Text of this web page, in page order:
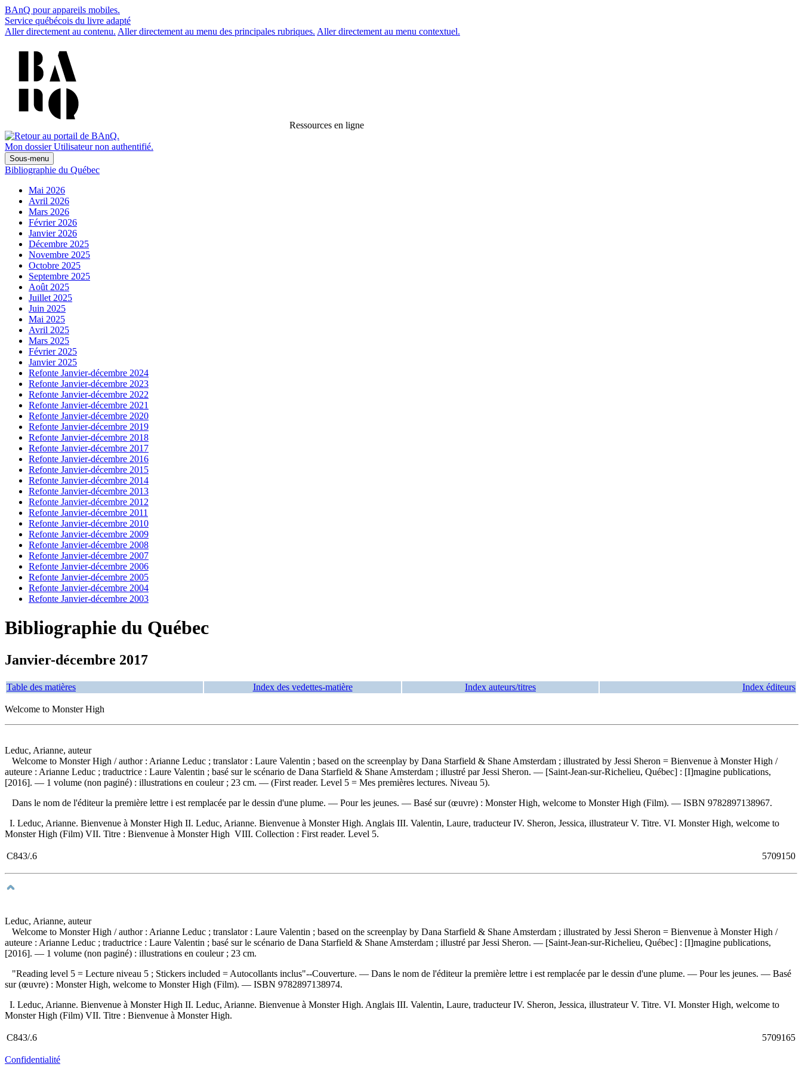
BAnQ pour appareils mobiles.
Service québécois du livre adapté
Aller directement au contenu. Aller directement au menu des principales rubriques. Aller directement au menu contextuel.
Ressources en ligne
Mon dossier Utilisateur non authentifié.
Sous-menu
Bibliographie du Québec
Mai 2026
Avril 2026
Mars 2026
Février 2026
Janvier 2026
Décembre 2025
Novembre 2025
Octobre 2025
Septembre 2025
Août 2025
Juillet 2025
Juin 2025
Mai 2025
Avril 2025
Mars 2025
Février 2025
Janvier 2025
Refonte Janvier-décembre 2024
Refonte Janvier-décembre 2023
Refonte Janvier-décembre 2022
Refonte Janvier-décembre 2021
Refonte Janvier-décembre 2020
Refonte Janvier-décembre 2019
Refonte Janvier-décembre 2018
Refonte Janvier-décembre 2017
Refonte Janvier-décembre 2016
Refonte Janvier-décembre 2015
Refonte Janvier-décembre 2014
Refonte Janvier-décembre 2013
Refonte Janvier-décembre 2012
Refonte Janvier-décembre 2011
Refonte Janvier-décembre 2010
Refonte Janvier-décembre 2009
Refonte Janvier-décembre 2008
Refonte Janvier-décembre 2007
Refonte Janvier-décembre 2006
Refonte Janvier-décembre 2005
Refonte Janvier-décembre 2004
Refonte Janvier-décembre 2003
Bibliographie du Québec
Janvier-décembre 2017
Table des matières Index des vedettes-matière Index auteurs/titres Index éditeurs
Welcome to Monster High
Leduc, Arianne, auteur
Welcome to Monster High / author : Arianne Leduc ; translator : Laure Valentin ; based on the screenplay by Dana Starfield & Shane Amsterdam ; illustrated by Jessi Sheron = Bienvenue à Monster High /
auteure : Arianne Leduc ; traductrice : Laure Valentin ; basé sur le scénario de Dana Starfield & Shane Amsterdam ; illustré par Jessi Sheron. — [Saint-Jean-sur-Richelieu, Québec] : [I]magine publications,
[2016]. — 1 volume (non paginé) : illustrations en couleur ; 23 cm. — (First reader. Level 5 = Mes premières lectures. Niveau 5).
Dans le nom de l'éditeur la première lettre i est remplacée par le dessin d'une plume. — Pour les jeunes. — Basé sur (œuvre) : Monster High, welcome to Monster High (Film). — ISBN 9782897138967.
I. Leduc, Arianne. Bienvenue à Monster High II. Leduc, Arianne. Bienvenue à Monster High. Anglais III. Valentin, Laure, traducteur IV. Sheron, Jessica, illustrateur V. Titre. VI. Monster High, welcome to
Monster High (Film) VII. Titre : Bienvenue à Monster High VIII. Collection : First reader. Level 5.
C843/.6 5709150
Leduc, Arianne, auteur
Welcome to Monster High / author : Arianne Leduc ; translator : Laure Valentin ; based on the screenplay by Dana Starfield & Shane Amsterdam ; illustrated by Jessi Sheron = Bienvenue à Monster High /
auteure : Arianne Leduc ; traductrice : Laure Valentin ; basé sur le scénario de Dana Starfield & Shane Amsterdam ; illustré par Jessi Sheron. — [Saint-Jean-sur-Richelieu, Québec] : [I]magine publications,
[2016]. — 1 volume (non paginé) : illustrations en couleur ; 23 cm.
"Reading level 5 = Lecture niveau 5 ; Stickers included = Autocollants inclus"--Couverture. — Dans le nom de l'éditeur la première lettre i est remplacée par le dessin d'une plume. — Pour les jeunes. — Basé
sur (œuvre) : Monster High, welcome to Monster High (Film). — ISBN 9782897138974.
I. Leduc, Arianne. Bienvenue à Monster High II. Leduc, Arianne. Bienvenue à Monster High. Anglais III. Valentin, Laure, traducteur IV. Sheron, Jessica, illustrateur V. Titre. VI. Monster High, welcome to
Monster High (Film) VII. Titre : Bienvenue à Monster High.
C843/.6 5709165
Confidentialité